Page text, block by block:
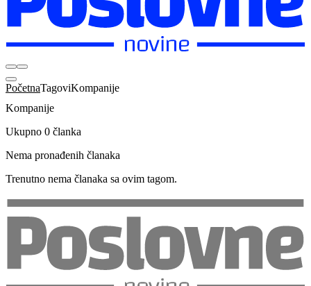
PočetnaTagoviKompanije
Kompanije
Ukupno 0 članka
Nema pronađenih članaka
Trenutno nema članaka sa ovim tagom.